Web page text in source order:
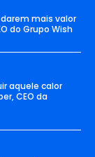
mais valor
do Grupo Wish
aquele calor
CEO da